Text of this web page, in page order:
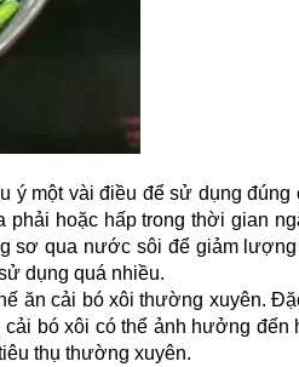
ý một vài điều để sử dụng đúng
hoặc hấp trong thời gian
sơ qua nước sôi để giảm
dụng quá nhiều.
ăn cải bó xôi thường xuyên.
bó xôi có thể ảnh hưởng đến
thụ thường xuyên.